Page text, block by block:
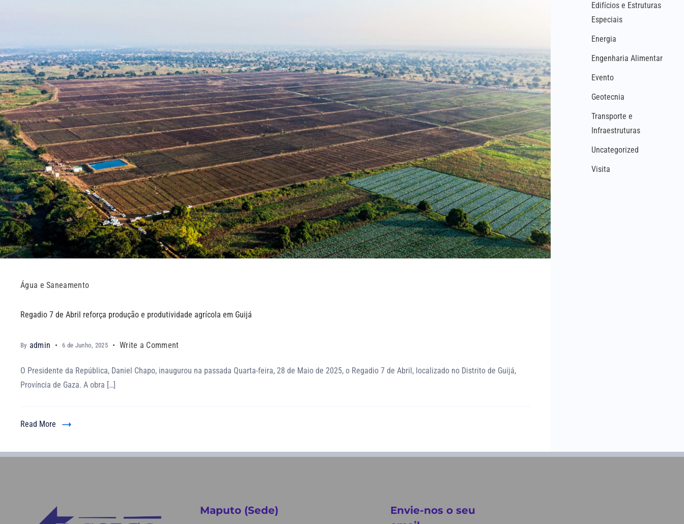
Água e Saneamento
Regadio 7 de Abril reforça produção e produtividade agrícola em Guijá
By admin 6 de Junho, 2025 Write a Comment
O Presidente da República, Daniel Chapo, inaugurou na passada Quarta-feira, 28 de Maio de 2025, o Regadio 7 de Abril, localizado no Distrito de Guijá,
Província de Gaza. A obra […]
Read More
Edifícios e Estruturas
Especiais
Energia
Engenharia Alimentar
Evento
Geotecnia
Transporte e
Infraestruturas
Uncategorized
Visita
Maputo (Sede)
Envie-nos o seu